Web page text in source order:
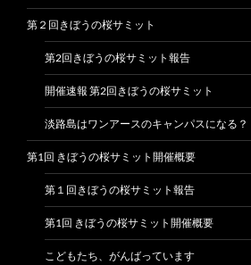
第２回きぼうの桜サミット
第2回きぼうの桜サミット報告
開催速報 第2回きぼうの桜サミット
淡路島はワンアースのキャンパスになる？
第1回 きぼうの桜サミット開催概要
第１回きぼうの桜サミット報告
第1回 きぼうの桜サミット開催概要
こどもたち、がんばっています